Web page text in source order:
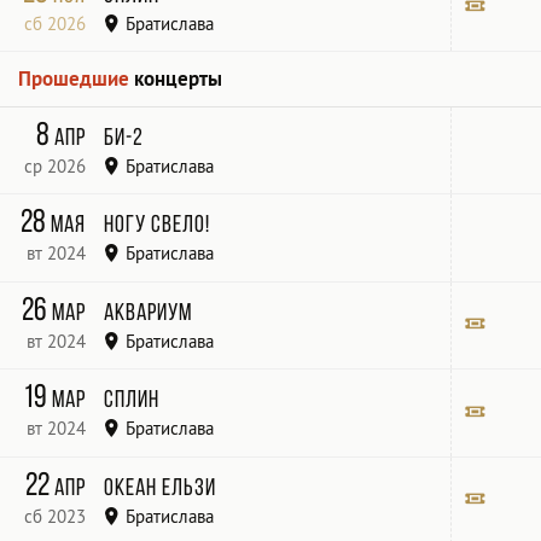
сб 2026 Братислава
MMC
Прошедшие концерты
8апр
ср 2026
Би-2
Братислава
Majestic Music Club
28мая
вт 2024
Ногу свело!
Братислава
Majestic Music Club
26мар
вт 2024
Аквариум
Братислава
Majestic Music Club
19мар
вт 2024
Сплин
Братислава
Edison Park
22апр
сб 2023
Океан Ельзи
Братислава